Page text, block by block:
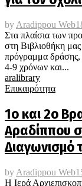
by Aradippou Web
Στα πλαίσια των
στη Βιβλιοθήκη
πρόγραμμα δράσης,
4-9 χρόνων και...
aralibrary
Επικαιρότητα
1ο και 2ο
Αραδίππου
Διαγωνισμό
by Aradippou Web
Η Ιερά